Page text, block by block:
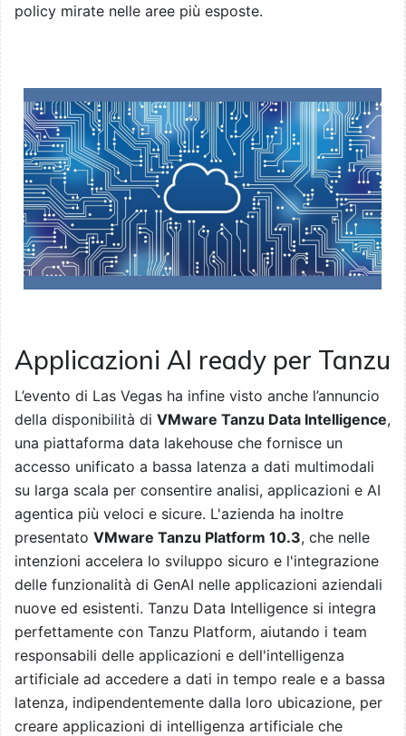
policy mirate nelle aree più esposte.
Applicazioni AI ready per Tanzu
L’evento di Las Vegas ha infine visto anche l’annuncio
della disponibilità di VMware Tanzu Data Intelligence,
una piattaforma data lakehouse che fornisce un
accesso unificato a bassa latenza a dati multimodali
su larga scala per consentire analisi, applicazioni e AI
agentica più veloci e sicure. L'azienda ha inoltre
presentato VMware Tanzu Platform 10.3, che nelle
intenzioni accelera lo sviluppo sicuro e l'integrazione
delle funzionalità di GenAI nelle applicazioni aziendali
nuove ed esistenti. Tanzu Data Intelligence si integra
perfettamente con Tanzu Platform, aiutando i team
responsabili delle applicazioni e dell'intelligenza
artificiale ad accedere a dati in tempo reale e a bassa
latenza, indipendentemente dalla loro ubicazione, per
creare applicazioni di intelligenza artificiale che